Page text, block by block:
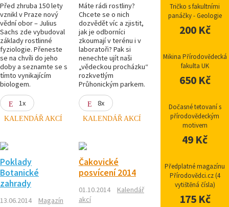
Před zhruba 150 lety
vznikl v Praze nový
vědní obor – Julius
Sachs zde vybudoval
základy rostlinné
fyziologie. Přeneste
se na chvíli do jeho
doby a seznamte se s
tímto vynikajícím
biologem.
1x
KALENDÁŘ AKCÍ
Máte rádi rostliny?
Chcete se o nich
dozvědět víc a zjistit,
jak je odborníci
zkoumají v terénu i v
laboratoři? Pak si
nenechte ujít naši
„vědeckou procházku“
rozkvetlým
Průhonickým parkem.
8x
KALENDÁŘ AKCÍ
Poklady
Botanické
zahrady
13.06.2014
Magazín
Čakovické
posvícení 2014
01.10.2014
Kalendář
akcí
Tričko s fakultními
panáčky - Geologie
200 Kč
Mikina Přírodovědecká
fakulta UK
650 Kč
Dočasné tetovaní s
přírodovědeckým
motivem
49 Kč
Předplatné magazínu
Přírodovědci.cz (4
vytištěná čísla)
175 Kč